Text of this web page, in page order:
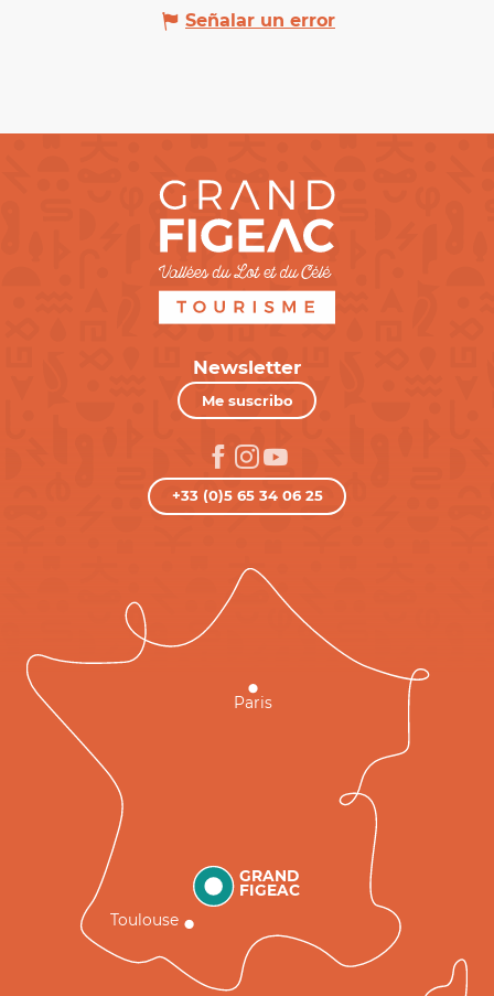
Señalar un error
Newsletter
Me suscribo
+33 (0)5 65 34 06 25
GRAND
FIGEAC
Toulouse
Paris